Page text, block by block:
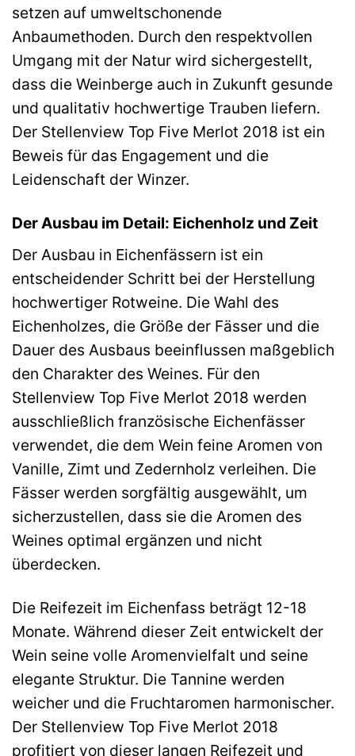
setzen auf umweltschonende
Anbaumethoden. Durch den respektvollen
Umgang mit der Natur wird sichergestellt,
dass die Weinberge auch in Zukunft gesunde
und qualitativ hochwertige Trauben liefern.
Der Stellenview Top Five Merlot 2018 ist ein
Beweis für das Engagement und die
Leidenschaft der Winzer.
Der Ausbau im Detail: Eichenholz und Zeit
Der Ausbau in Eichenfässern ist ein
entscheidender Schritt bei der Herstellung
hochwertiger Rotweine. Die Wahl des
Eichenholzes, die Größe der Fässer und die
Dauer des Ausbaus beeinflussen maßgeblich
den Charakter des Weines. Für den
Stellenview Top Five Merlot 2018 werden
ausschließlich französische Eichenfässer
verwendet, die dem Wein feine Aromen von
Vanille, Zimt und Zedernholz verleihen. Die
Fässer werden sorgfältig ausgewählt, um
sicherzustellen, dass sie die Aromen des
Weines optimal ergänzen und nicht
überdecken.
Die Reifezeit im Eichenfass beträgt 12-18
Monate. Während dieser Zeit entwickelt der
Wein seine volle Aromenvielfalt und seine
elegante Struktur. Die Tannine werden
weicher und die Fruchtaromen harmonischer.
Der Stellenview Top Five Merlot 2018
profitiert von dieser langen Reifezeit und